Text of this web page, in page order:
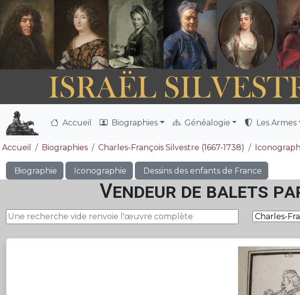
Accueil Biographies Généalogie Les Armes
Accueil Biographies Charles-François Silvestre (1667-1738)
Biographie Iconographie Dessins des enfants de France
Vendeur de balets